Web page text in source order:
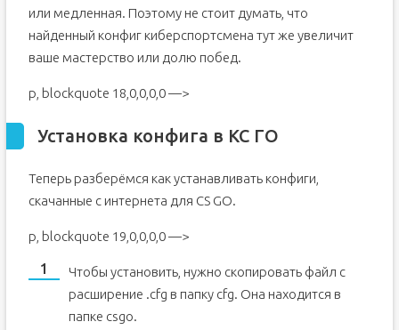
или медленная. Поэтому не стоит думать, что
найденный конфиг киберспортсмена тут же увеличит
ваше мастерство или долю побед.
p, blockquote 18,0,0,0,0 —>
Установка конфига в КС ГО
Теперь разберёмся как устанавливать конфиги,
скачанные с интернета для CS GO.
p, blockquote 19,0,0,0,0 —>
Чтобы установить, нужно скопировать файл с
расширение .cfg в папку cfg. Она находится в
папке csgo.